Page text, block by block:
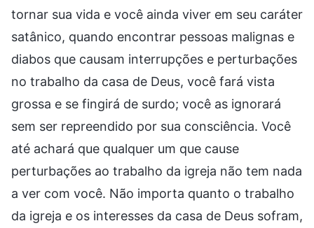
tornar sua vida e você ainda viver em seu caráter
satânico, quando encontrar pessoas malignas e
diabos que causam interrupções e perturbações
no trabalho da casa de Deus, você fará vista
grossa e se fingirá de surdo; você as ignorará
sem ser repreendido por sua consciência. Você
até achará que qualquer um que cause
perturbações ao trabalho da igreja não tem nada
a ver com você. Não importa quanto o trabalho
da igreja e os interesses da casa de Deus sofram,